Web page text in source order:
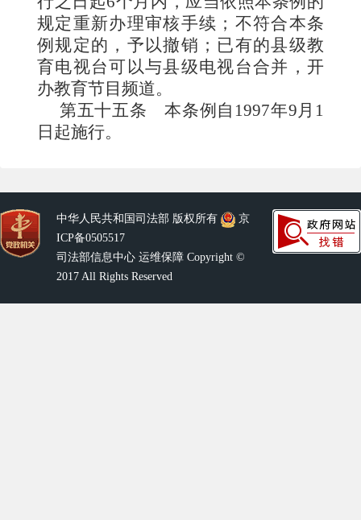
规定重新办理审核手续；不符合本条
例规定的，予以撤销；已有的县级教
育电视台可以与县级电视台合并，开
办教育节目频道。
第五十五条 本条例 自1997年9月1
日起施行。
中华人民共和国司法部 版权所有
京
ICP备0505517
司法部信息中心 运维保障 Copyright ©
2017 All Rights Reserved